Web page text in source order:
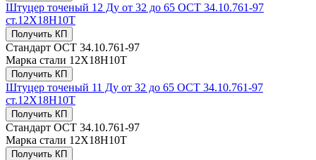
Штуцер точеный 12 Ду от 32 до 65 ОСТ 34.10.761-97
ст.12Х18Н10Т
Получить КП
Стандарт ОСТ 34.10.761-97
Марка стали 12Х18Н10Т
Получить КП
Штуцер точеный 11 Ду от 32 до 65 ОСТ 34.10.761-97
ст.12Х18Н10Т
Получить КП
Стандарт ОСТ 34.10.761-97
Марка стали 12Х18Н10Т
Получить КП